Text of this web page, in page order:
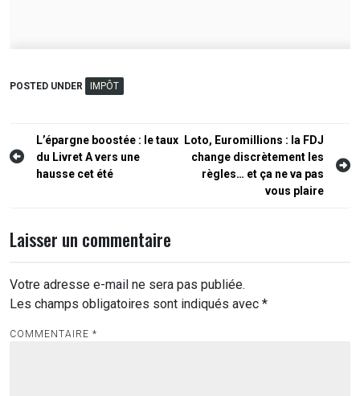
POSTED UNDER IMPÔT
Navigation
de
L’épargne boostée : le taux
du Livret A vers une
hausse cet été
Loto, Euromillions : la FDJ
change discrètement les
règles… et ça ne va pas
vous plaire
Laisser un commentaire
Votre adresse e-mail ne sera pas publiée.
Les champs obligatoires sont indiqués avec *
COMMENTAIRE *